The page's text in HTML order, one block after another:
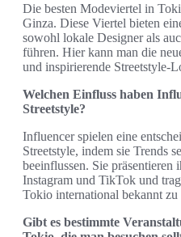
Die besten Modeviertel in
Ginza. Diese Viertel bieten
sowohl lokale Designer als
führen. Hier kann man die
und inspirierende Streetstyle-
Welchen Einfluss haben
Streetstyle?
Influencer spielen eine
Streetstyle, indem sie Trends
beeinflussen. Sie
Instagram und TikTok und
Tokio international bekannt zu
Gibt es bestimmte